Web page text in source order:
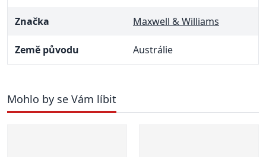
Značka Maxwell & Williams
Země původu Austrálie
Mohlo by se Vám líbit